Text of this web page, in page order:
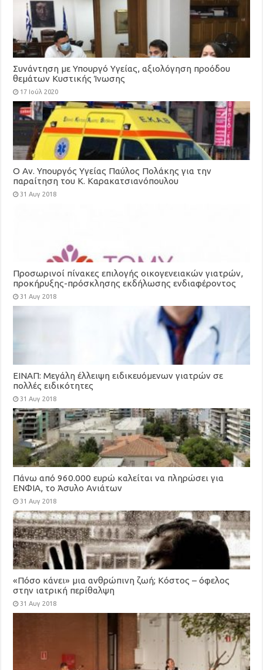
Συνάντηση με Υπουργό Υγείας, αξιολόγηση προόδου
θεμάτων Κυστικής Ίνωσης
17 Ιούλ 2020
Ο Αν. Υπουργός Υγείας Παύλος Πολάκης για την
παραίτηση του Κ. Καρακατσιανόπουλου
31 Αυγ 2018
Προσωρινοί πίνακες επιλογής οικογενειακών γιατρών,
προκήρυξης-πρόσκλησης εκδήλωσης ενδιαφέροντος
για τη στελέχωση των Τοπικών Μονάδων Υγείας
(ΤΟΜΥ)
31 Αυγ 2018
ΕΙΝΑΠ: Μεγάλη έλλειψη ειδικευόμενων γιατρών σε
πολλές ειδικότητες
31 Αυγ 2018
Πάνω από 960.000 ευρώ καλείται να πληρώσει για
ΕΝΦΙΑ, το Άσυλο Ανιάτων
31 Αυγ 2018
«Πόσο κάνει» μια ανθρώπινη ζωή; Κόστος – όφελος
στην ιατρική περίθαλψη
31 Αυγ 2018